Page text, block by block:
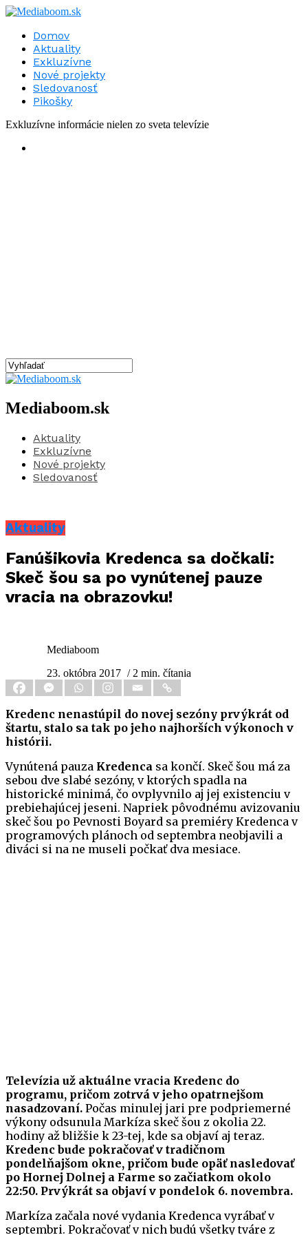
Domov
Aktuality
Exkluzívne
Nové projekty
Sledovanosť
Pikošky
Exkluzívne informácie nielen zo sveta televízie
Mediaboom.sk
Aktuality
Exkluzívne
Nové projekty
Sledovanosť
Aktuality
Fanúšikovia Kredenca sa dočkali:
Skeč šou sa po vynútenej pauze
vracia na obrazovku!
Mediaboom
23. októbra 2017 / 2 min. čítania
Kredenc nenastúpil do novej sezóny prvýkrát od
štartu, stalo sa tak po jeho najhorších výkonoch v
histórii.
Vynútená pauza Kredenca sa končí. Skeč šou má za
sebou dve slabé sezóny, v ktorých spadla na
historické minimá, čo ovplyvnilo aj jej existenciu v
prebiehajúcej jeseni. Napriek pôvodnému avizovaniu
skeč šou po Pevnosti Boyard sa premiéry Kredenca v
programových plánoch od septembra neobjavili a
diváci si na ne museli počkať dva mesiace.
Televízia už aktuálne vracia Kredenc do
programu, pričom zotrvá v jeho opatrnejšom
nasadzovaní. Počas minulej jari pre podpriemerné
výkony odsunula Markíza skeč šou z okolia 22.
hodiny až bližšie k 23-tej, kde sa objaví aj teraz.
Kredenc bude pokračovať v tradičnom
pondelňajšom okne, pričom bude opäť nasledovať
po Hornej Dolnej a Farme so začiatkom okolo
22:50. Prvýkrát sa objaví v pondelok 6. novembra.
Markíza začala nové vydania Kredenca vyrábať v
septembri. Pokračovať v nich budú všetky tváre z